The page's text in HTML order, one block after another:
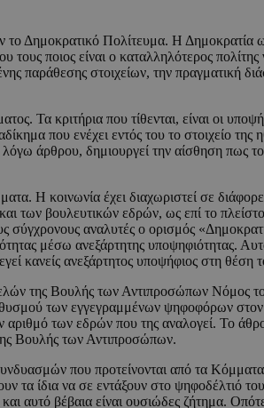
Δημοκρατικό Πολίτευμα. Η Δημοκρατία
ποιος είναι ο καταλληλότερος
παράθεσης στοιχείων, την πραγματική
Τα κριτήρια που τίθενται, είναι οι
που ενέχει εντός του το στοιχείο της
άρθρου, δημιουργεί την αίσθηση πως το
Η κοινωνία έχει διαχωριστεί σε
των βουλευτικών εδρών, ως επί το
σύγχρονους αναλυτές ο ορισμός
μέσω ανεξάρτητης υποψηφιότητας.
κανείς ανεξάρτητος υποψήφιος στη θέση
της Βουλής των Αντιπροσώπων Νόμος
των εγγεγραμμένων ψηφοφόρων
των εδρών που της αναλογεί. Το
Βουλής των Αντιπροσώπων.
που προτείνονται από τα
τα ίδια να σε εντάξουν στο ψηφοδέλτιό
αυτό βέβαια είναι ουσιώδες ζήτημα.